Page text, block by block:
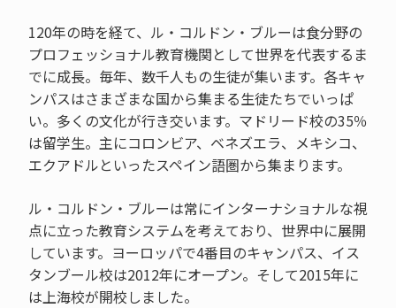
120年の時を経て、ル・コルドン・ブルーは食分野の
プロフェッショナル教育機関として世界を代表するま
でに成長。毎年、数千人もの生徒が集います。各キャ
ンパスはさまざまな国から集まる生徒たちでいっぱ
い。多くの文化が行き交います。マドリード校の35％
は留学生。主にコロンビア、ベネズエラ、メキシコ、
エクアドルといったスペイン語圏から集まります。
ル・コルドン・ブルーは常にインターナショナルな視
点に立った教育システムを考えており、世界中に展開
しています。ヨーロッパで4番目のキャンパス、イス
タンブール校は2012年にオープン。そして2015年に
は上海校が開校しました。